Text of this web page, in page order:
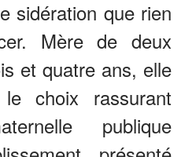
sidération que rien
Mère de deux
et quatre ans, elle
choix rassurant
publique